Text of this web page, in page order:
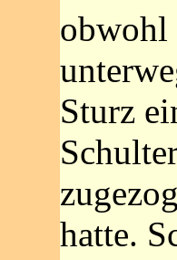
obwohl
Sturz
hatte.